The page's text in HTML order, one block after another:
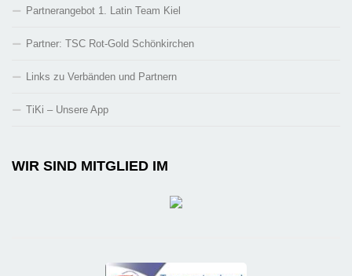
Partnerangebot 1. Latin Team Kiel
Partner: TSC Rot-Gold Schönkirchen
Links zu Verbänden und Partnern
TiKi – Unsere App
WIR SIND MITGLIED IM